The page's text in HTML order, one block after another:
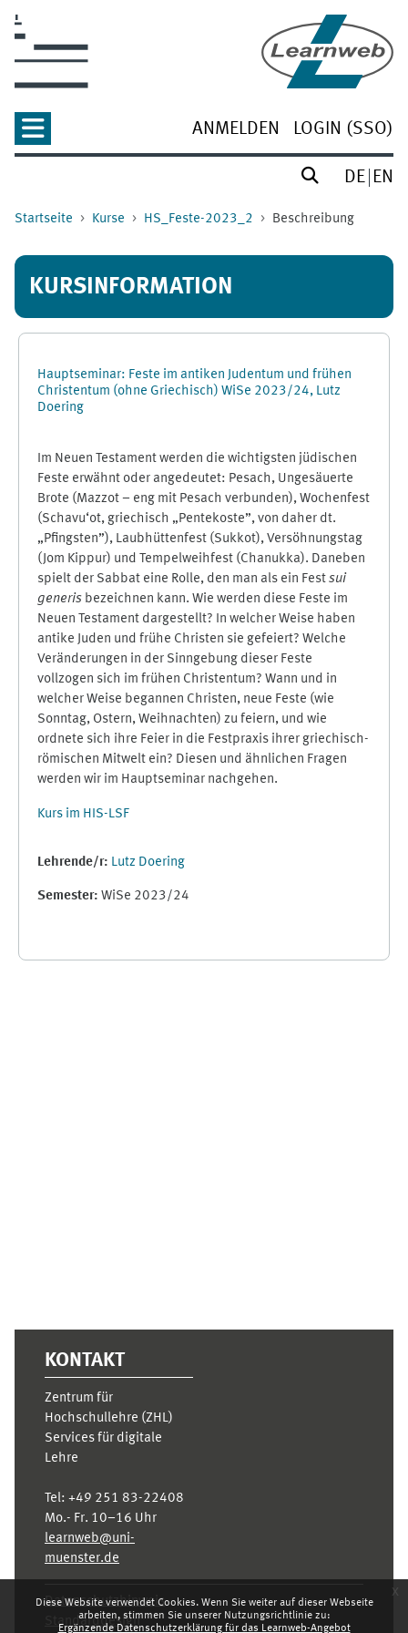
Diese Website verwendet Cookies. Wenn Sie weiter auf dieser Webseite
arbeiten, stimmen Sie unserer Nutzungsrichtlinie zu:
Ergänzende Datenschutzerklärung für das Learnweb-Angebot
x
ANMELDEN LOGIN (SSO)
DE EN
Startseite Kurse HS_Feste-2023_2 Beschreibung
KURSINFORMATION
Hauptseminar: Feste im antiken Judentum und frühen
Christentum (ohne Griechisch) WiSe 2023/24, Lutz
Doering
Im Neuen Testament werden die wichtigsten jüdischen
Feste erwähnt oder angedeutet: Pesach, Ungesäuerte
Brote (Mazzot – eng mit Pesach verbunden), Wochenfest
(Schavu‘ot, griechisch „Pentekoste”, von daher dt.
„Pfingsten”), Laubhüttenfest (Sukkot), Versöhnungstag
(Jom Kippur) und Tempelweihfest (Chanukka). Daneben
spielt der Sabbat eine Rolle, den man als ein Fest sui
generis bezeichnen kann. Wie werden diese Feste im
Neuen Testament dargestellt? In welcher Weise haben
antike Juden und frühe Christen sie gefeiert? Welche
Veränderungen in der Sinngebung dieser Feste
vollzogen sich im frühen Christentum? Wann und in
welcher Weise begannen Christen, neue Feste (wie
Sonntag, Ostern, Weihnachten) zu feiern, und wie
ordnete sich ihre Feier in die Festpraxis ihrer griechisch-
römischen Mitwelt ein? Diesen und ähnlichen Fragen
werden wir im Hauptseminar nachgehen.
Kurs im HIS-LSF
Lehrende/r: Lutz Doering
Semester: WiSe 2023/24
KONTAKT
Zentrum für
Hochschullehre (ZHL)
Services für digitale
Lehre
Tel: +49 251 83-22408
Mo.- Fr. 10–16 Uhr
learnweb@uni-
muenster.de
Datenschutzhinweis
Standarddesign